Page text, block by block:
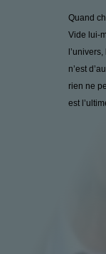
Quand
Vide lui-
n’est
rien ne
est